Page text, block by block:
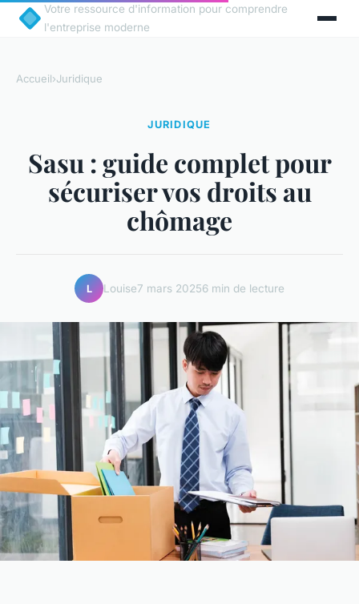
Votre ressource d'information pour comprendre
l'entreprise moderne
Accueil›Juridique
JURIDIQUE
Sasu : guide complet pour
sécuriser vos droits au
chômage
L Louise7 mars 20256 min de lecture